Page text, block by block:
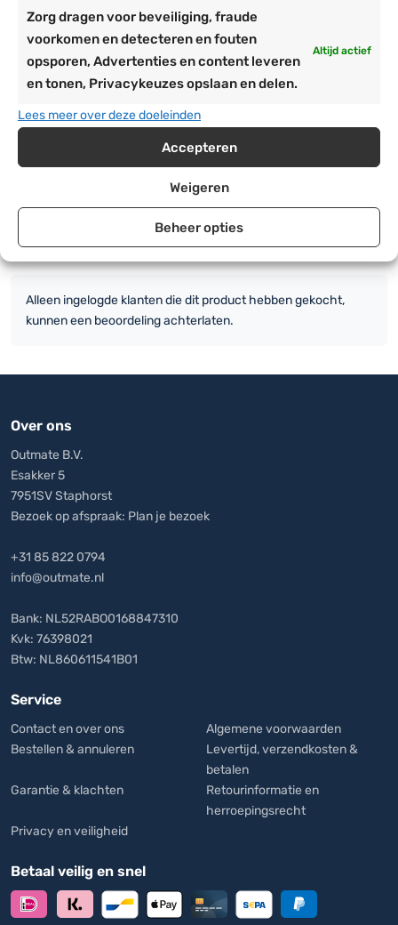
Zorg dragen voor beveiliging, fraude
voorkomen en detecteren en fouten
opsporen, Advertenties en content leveren
en tonen, Privacykeuzes opslaan en delen.
Altijd actief
Lees meer over deze doeleinden
Accepteren
Weigeren
Beheer opties
Kunststof paalbol voor
stretchtent
€7,50
stretchtent
voor stretchtenten
prijs
was:
€6,50.
huidige
prijs
is:
€4,99.
Voeg toe aan winkelwagen
Er zijn nog geen beoordelingen.
Alleen ingelogde klanten die dit product hebben gekocht,
kunnen een beoordeling achterlaten.
Over ons
Outmate B.V.
Esakker 5
7951SV Staphorst
Bezoek op afspraak: Plan je bezoek
+31 85 822 0794
info@outmate.nl
Bank: NL52RABO0168847310
Kvk: 76398021
Btw: NL860611541B01
Service
Contact en over ons
Algemene voorwaarden
Bestellen & annuleren
Levertijd, verzendkosten &
betalen
Garantie & klachten
Retourinformatie en
herroepingsrecht
Privacy en veiligheid
Betaal veilig en snel